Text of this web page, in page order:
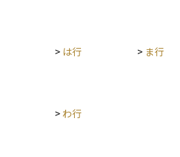
> は行 > ま行
> わ行